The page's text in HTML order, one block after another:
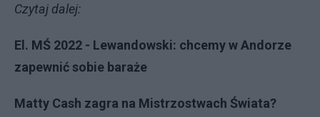
Czytaj dalej:
El. MŚ 2022 - Lewandowski: chcemy w Andorze
zapewnić sobie baraże
Matty Cash zagra na Mistrzostwach Świata?